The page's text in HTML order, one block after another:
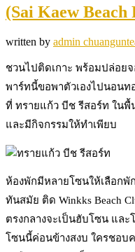
(Sai Kaew Beach
written by admin
ชวนไปติดเกาะ พร้อมปล่อย
พาร์ทนี้ขอพาตัวเองไปนอนท
ที่ ทรายแก้ว บีช รีสอร์ท ใน
และมีกิจกรรมให้ทำเพียบ
ห้องพักมีหลายโซนให้เลือก
ทันสมัย ติด Winkks Beach
ตรงกลางจะเป็นฮับโซน แล
โซนนี้ค่อนข้างสงบ ใครชอบ